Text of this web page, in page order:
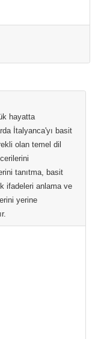
hayatta
İtalyanca'yı basit
olan temel dil
tanıtma, basit
ifadeleri anlama ve
yerine